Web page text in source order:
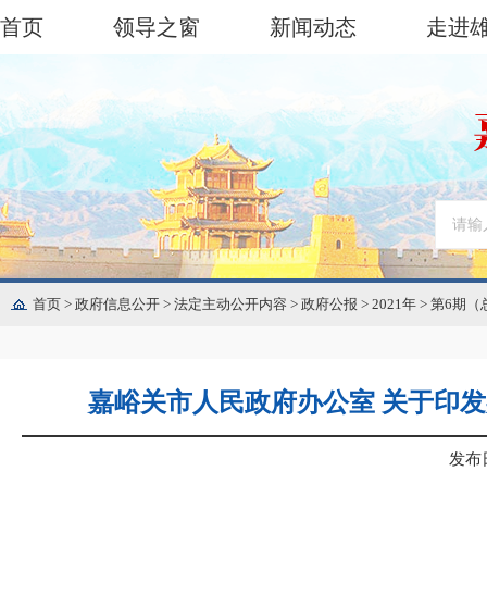
首页 领导之窗 新闻动态 走进
首页 > 政府信息公开 > 法定主动公开内容 > 政府公报 > 2021年 > 第6期（
嘉峪关市人民政府办公室 关于印
发布